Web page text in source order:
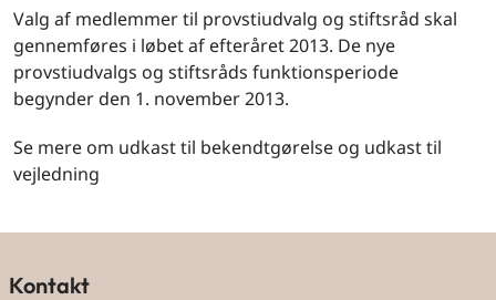
Valg af medlemmer til provstiudvalg og stiftsråd skal
gennemføres i løbet af efteråret 2013. De nye
provstiudvalgs og stiftsråds funktionsperiode
begynder den 1. november 2013.
Se mere om udkast til bekendtgørelse og udkast til
vejledning
Kontakt